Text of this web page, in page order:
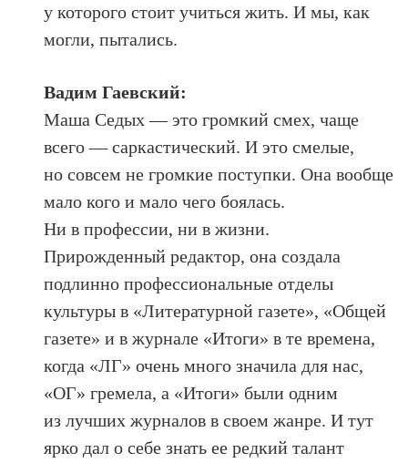
у которого стоит учиться жить. И мы, как
могли, пытались.
Вадим Гаевский:
Маша Седых — это громкий смех, чаще
всего — саркастический. И это смелые,
но совсем не громкие поступки. Она вообще
мало кого и мало чего боялась.
Ни в профессии, ни в жизни.
Прирожденный редактор, она создала
подлинно профессиональные отделы
культуры в «Литературной газете», «Общей
газете» и в журнале «Итоги» в те времена,
когда «ЛГ» очень много значила для нас,
«ОГ» гремела, а «Итоги» были одним
из лучших журналов в своем жанре. И тут
ярко дал о себе знать ее редкий талант